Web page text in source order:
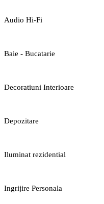
Audio Hi-Fi
Baie - Bucatarie
Decoratiuni Interioare
Depozitare
Iluminat rezidential
Ingrijire Personala